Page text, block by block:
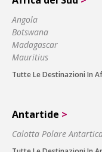
Angola
Botswana
Madagascar
Mauritius
Tutte Le Destinazioni In
Antartide >
Calotta Polare